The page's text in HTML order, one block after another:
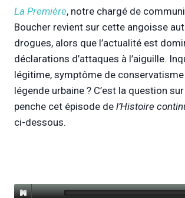
La Première, notre chargé de
Boucher revient sur cette angoisse
drogues, alors que l’actualité est
déclarations d’attaques à l’aiguille.
légitime, symptôme de
légende urbaine ? C’est la question
penche cet épisode de l’Histoire
ci-dessous.